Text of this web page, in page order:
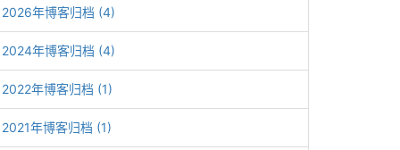
2026年博客归档 (4)
2024年博客归档 (4)
2022年博客归档 (1)
2021年博客归档 (1)